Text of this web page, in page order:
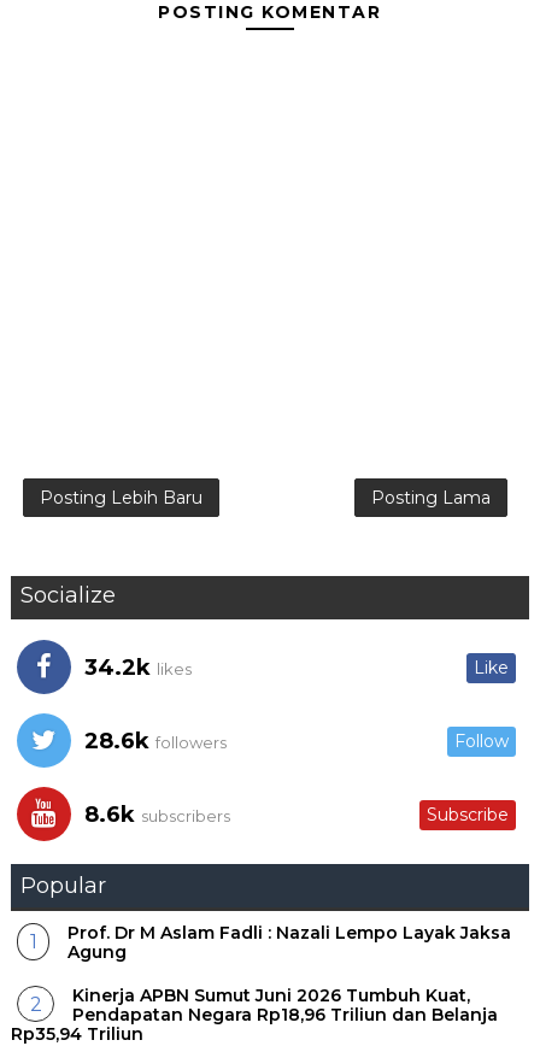
POSTING KOMENTAR
Posting Lebih Baru Posting Lama
Socialize
34.2k likes Like
28.6k followers Follow
8.6k subscribers Subscribe
Popular
Prof. Dr M Aslam Fadli : Nazali Lempo Layak Jaksa
Agung
Kinerja APBN Sumut Juni 2026 Tumbuh Kuat,
Pendapatan Negara Rp18,96 Triliun dan Belanja
Rp35,94 Triliun